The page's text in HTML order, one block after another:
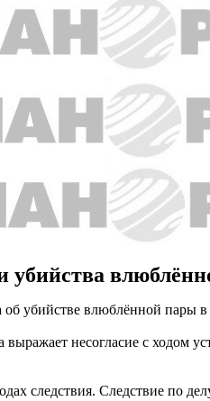
убийстве влюблённой пары
несогласие с ходом
следствия. Следствие по